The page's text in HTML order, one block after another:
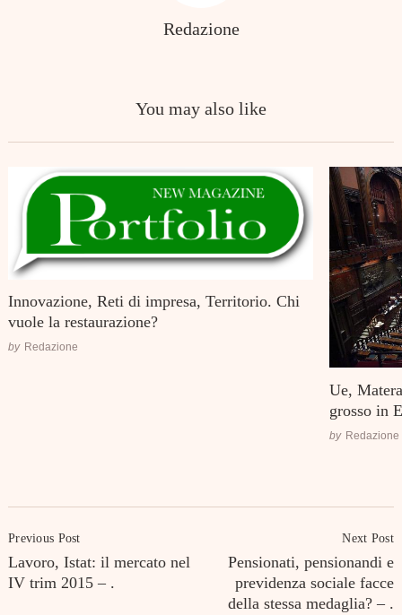
Redazione
You may also like
Innovazione, Reti di impresa, Territorio. Chi
vuole la restaurazione?
by Redazione
Ue,
grosso in
by Redazione
Navigation
Previous Post
Lavoro, Istat: il mercato nel
IV trim 2015 – .
Next Post
Pensionati, pensionandi e
previdenza sociale facce
della stessa medaglia? – .